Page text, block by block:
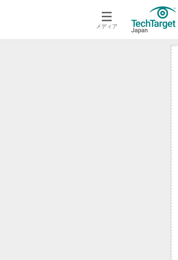
メディア
クラウド